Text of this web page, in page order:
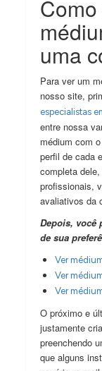
uma
Para ver um
nosso site,
especialistas
entre nossa
médium com
perfil de cada
completa
profissionais,
avaliativos da
Depois, você
de sua
Ver
Ver
Ver
O próximo e
justamente
preenchendo
que alguns